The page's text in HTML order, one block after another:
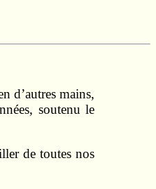
d’autres mains,
soutenu le
de toutes nos